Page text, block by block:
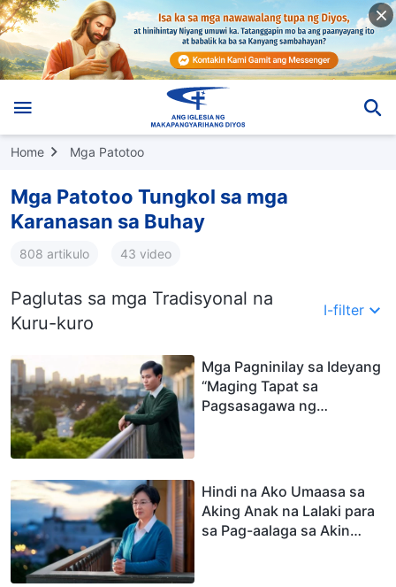
Home Mga Patotoo
Mga Patotoo Tungkol sa mga
Karanasan sa Buhay
808 artikulo 43 video
Paglutas sa mga Tradisyonal na
Kuru-kuro
I-filter
Mga Pagninilay sa Ideyang
“Maging Tapat sa
Pagsasagawa ng
Hindi na Ako Umaasa sa
Aking Anak na Lalaki para
sa Pag-aalaga sa Akin